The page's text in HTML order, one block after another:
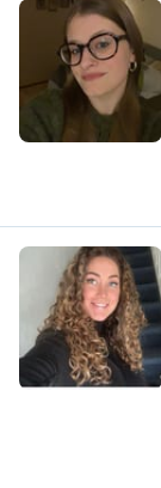
L
H